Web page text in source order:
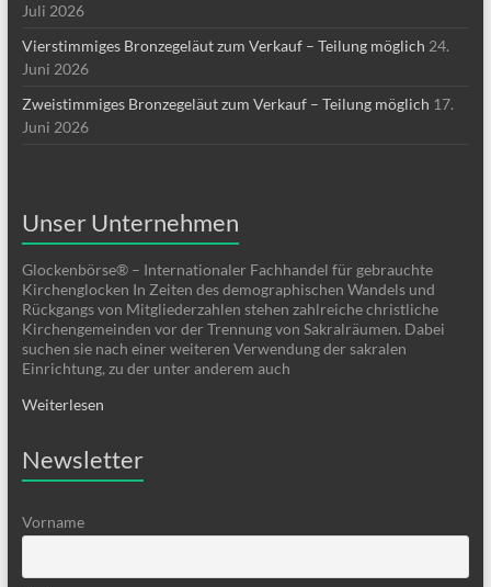
Juli 2026
Vierstimmiges Bronzegeläut zum Verkauf – Teilung möglich 24.
Juni 2026
Zweistimmiges Bronzegeläut zum Verkauf – Teilung möglich 17.
Juni 2026
Unser Unternehmen
Glockenbörse® – Internationaler Fachhandel für gebrauchte
Kirchenglocken In Zeiten des demographischen Wandels und
Rückgangs von Mitgliederzahlen stehen zahlreiche christliche
Kirchengemeinden vor der Trennung von Sakralräumen. Dabei
suchen sie nach einer weiteren Verwendung der sakralen
Einrichtung, zu der unter anderem auch
Weiterlesen
Newsletter
Vorname